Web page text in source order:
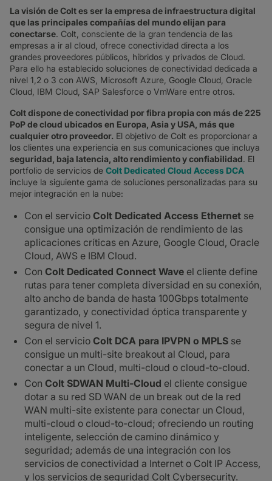
La visión de Colt es ser la empresa de infraestructura digital
que las principales compañías del mundo elijan para
conectarse. Colt, consciente de la gran tendencia de las
empresas a ir al cloud, ofrece conectividad directa a los
grandes proveedores públicos, híbridos y privados de Cloud.
Para ello ha establecido soluciones de conectividad dedicada a
nivel 1,2 o 3 con AWS, Microsoft Azure, Google Cloud, Oracle
Cloud, IBM Cloud, SAP Salesforce o VmWare entre otros.
Colt dispone de conectividad por fibra propia con más de 225
PoP de cloud ubicados en Europa, Asia y USA, más que
cualquier otro proveedor. El objetivo de Colt es proporcionar a
los clientes una experiencia en sus comunicaciones que incluya
seguridad, baja latencia, alto rendimiento y confiabilidad. El
portfolio de servicios de Colt Dedicated Cloud Access DCA
incluye la siguiente gama de soluciones personalizadas para su
mejor integración en la nube:
Con el servicio Colt Dedicated Access Ethernet se
consigue una optimización de rendimiento de las
aplicaciones críticas en Azure, Google Cloud, Oracle
Cloud, AWS e IBM Cloud.
Con Colt Dedicated Connect Wave el cliente define
rutas para tener completa diversidad en su conexión,
alto ancho de banda de hasta 100Gbps totalmente
garantizado, y conectividad óptica transparente y
segura de nivel 1.
Con el servicio Colt DCA para IPVPN o MPLS se
consigue un multi-site breakout al Cloud, para
conectar a un Cloud, multi-cloud o cloud-to-cloud.
Con Colt SDWAN Multi-Cloud el cliente consigue
dotar a su red SD WAN de un break out de la red
WAN multi-site existente para conectar un Cloud,
multi-cloud o cloud-to-cloud; ofreciendo un routing
inteligente, selección de camino dinámico y
seguridad; además de una integración con los
servicios de conectividad a Internet o Colt IP Access,
y los servicios de seguridad Colt Cybersecurity.